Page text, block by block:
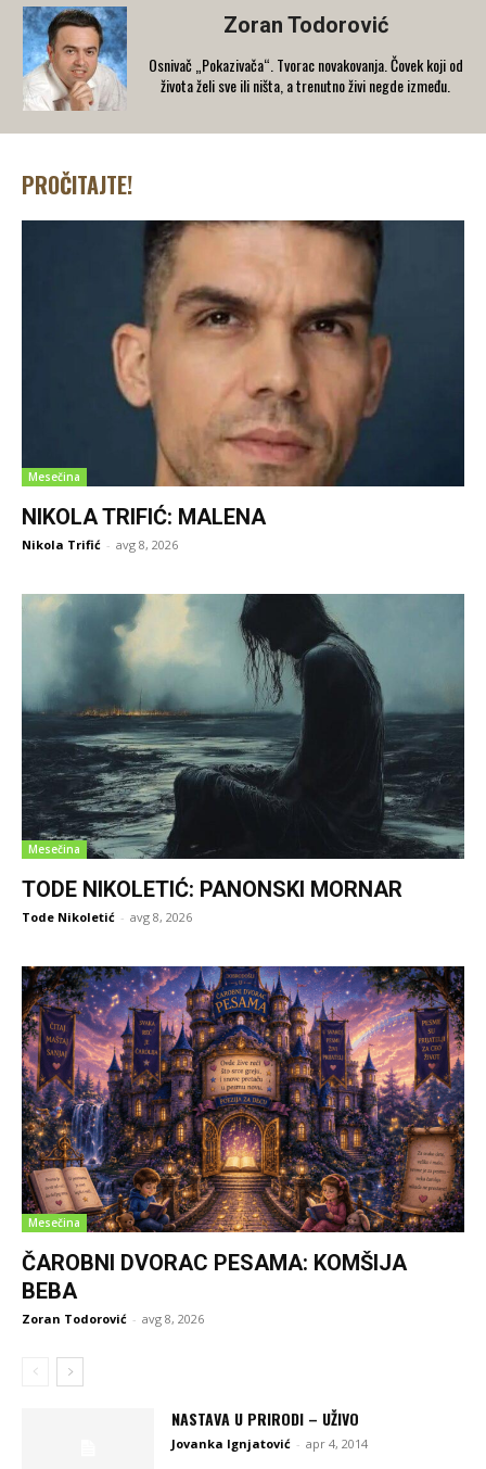
Zoran Todorović
Osnivač „Pokazivača“. Tvorac novakovanja. Čovek koji od
života želi sve ili ništa, a trenutno živi negde između.
PROČITAJTE!
Mesečina
NIKOLA TRIFIĆ: MALENA
Nikola Trifić - avg 8, 2026
Mesečina
TODE NIKOLETIĆ: PANONSKI MORNAR
Tode Nikoletić - avg 8, 2026
Mesečina
ČAROBNI DVORAC PESAMA: KOMŠIJA
BEBA
Zoran Todorović - avg 8, 2026
NASTAVA U PRIRODI – UŽIVO
Jovanka Ignjatović - apr 4, 2014